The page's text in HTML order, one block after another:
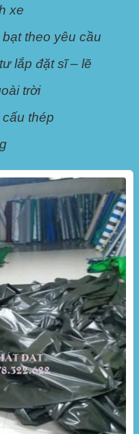
xe
theo yêu cầu
lắp đặt sĩ – lẽ
trời
thép